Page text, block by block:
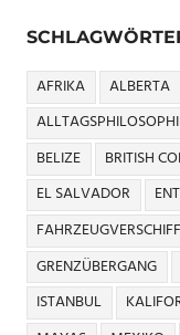
AFRIKA ALBERTA
BELIZE
BRITISH
EL SALVADOR
GRENZÜBERGANG
ISTANBUL